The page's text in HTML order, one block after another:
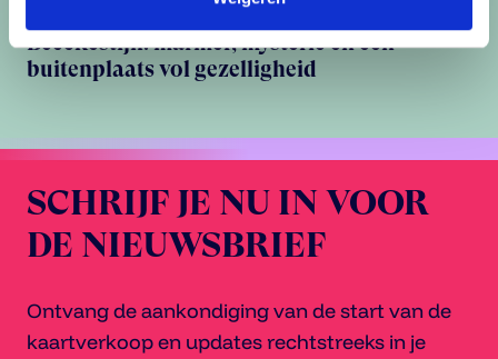
Beeckestijn: marmer, mysterie en een
buitenplaats vol gezelligheid
SCHRIJF JE NU IN VOOR
DE NIEUWSBRIEF
Ontvang de aankondiging van de start van de
kaartverkoop en updates rechtstreeks in je